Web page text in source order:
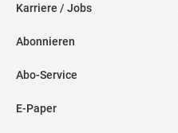
Karriere / Jobs
Abonnieren
Abo-Service
E-Paper